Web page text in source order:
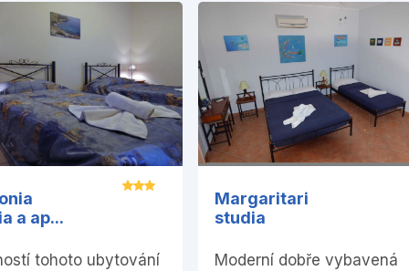
a ap...
tohoto ubytování
Margaritari
studia
Moderní dobře vybavená